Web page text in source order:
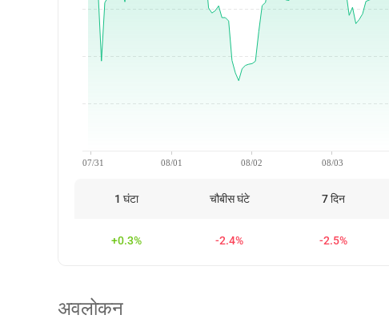
07/31 08/01 08/02 08/03
1 घंटा चौबीस घंटे 7 दिन
+0.3% -2.4% -2.5%
अवलोकन